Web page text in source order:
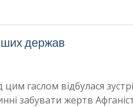
держав
гаслом відбулася
забувати жертв